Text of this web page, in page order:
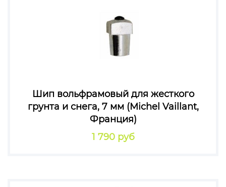
Шип вольфрамовый для жесткого
грунта и снега, 7 мм (Michel Vaillant,
Франция)
1 790 руб